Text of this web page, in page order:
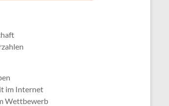
im Internet
Wettbewerb